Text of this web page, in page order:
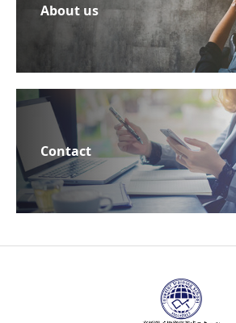
About us
Contact